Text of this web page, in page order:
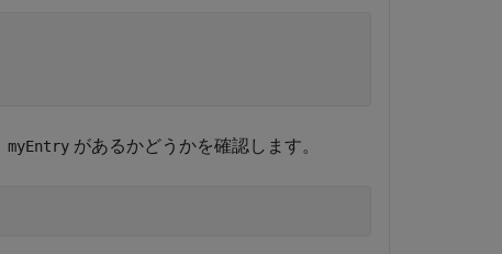
myEntry があるかどうかを確認します。